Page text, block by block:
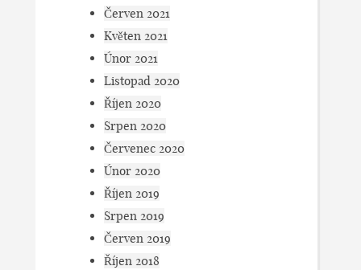
Červen 2021
Květen 2021
Únor 2021
Listopad 2020
Říjen 2020
Srpen 2020
Červenec 2020
Únor 2020
Říjen 2019
Srpen 2019
Červen 2019
Říjen 2018